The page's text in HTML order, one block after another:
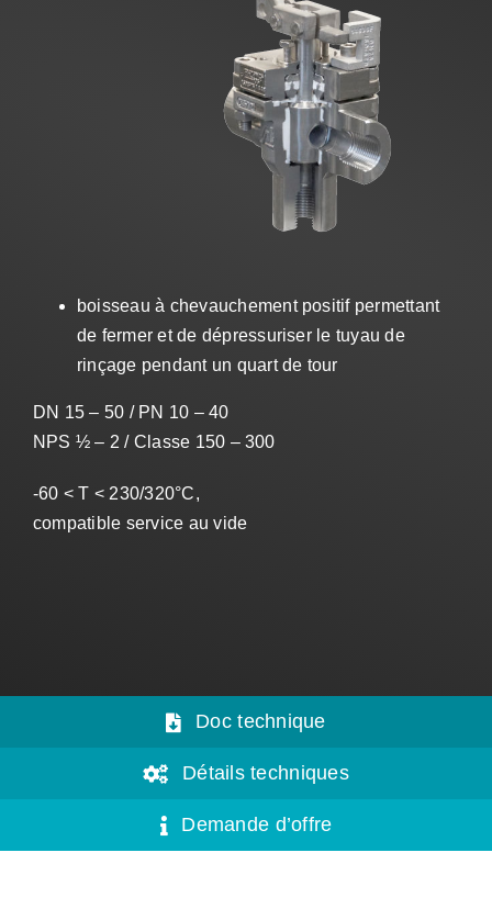
boisseau à chevauchement positif permettant
de fermer et de dépressuriser le tuyau de
rinçage pendant un quart de tour
DN 15 – 50 / PN 10 – 40
NPS ½ – 2 / Classe 150 – 300
-60 < T < 230/320°C,
compatible service au vide
Doc technique
Détails techniques
Demande d’offre